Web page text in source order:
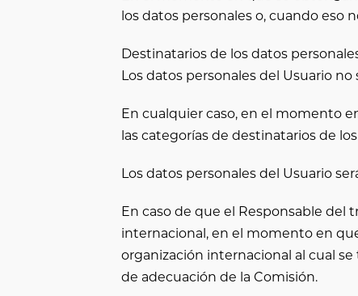
los datos personales o, cuando eso
Destinatarios de los datos
Los datos personales del Usuario
En cualquier caso, en el momento
las categorías de destinatarios de
Los datos personales del Usuario
En caso de que el Responsable
internacional, en el momento en
organización internacional al cual
de adecuación de la Comisión.